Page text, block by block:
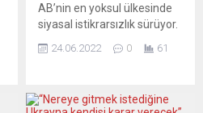
AB’nin en yoksul ülkesinde
siyasal istikrarsızlık sürüyor.
Petkov’un daha altı aydır
güven oylamasıyla devrildi.
24.06.2022 0 61